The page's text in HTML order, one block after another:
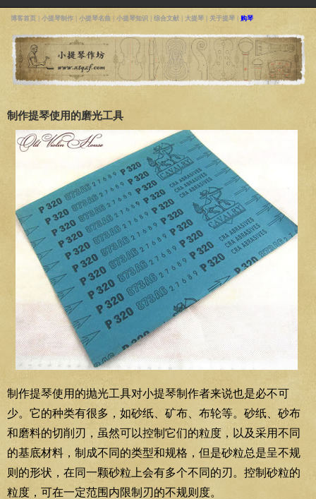
博客首页 小提琴制作 小提琴名曲 小提琴知识 综合文献 大提琴 关于提琴 购琴
制作提琴使用的磨光工具
制作提琴使用的抛光工具对小提琴制作者来说也是必不可
少。它的种类有很多，如砂纸、矿布、布轮等。砂纸、砂布
和磨料的切削刃，虽然可以控制它们的粒度，以及采用不同
的基底材料，制成不同的类型和规格，但是砂粒总是呈不规
则的形状，在同一颗砂粒上会有多个不同的刃。控制砂粒的
粒度，可在一定范围内限制刃的不规则度。